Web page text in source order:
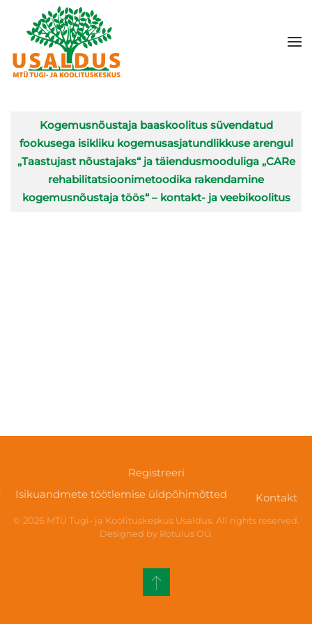
Skip to main content
Artiklid
PealkiriKogemusnõustaja baaskoolitus süvendatud
fookusega isikliku kogemusasjatundlikkuse arengul
„Taastujast nõustajaks“ ja täiendusmooduliga „CARe
rehabilitatsioonimetoodika rakendamine
kogemusnõustaja töös“ – kontakt- ja veebikoolitus
Registreeri
Isikuandmete töötlemise üldpõhimõtted
Kontakt
© 2026MTÜ Tugi- ja Koolituskeskus Usaldus. All rights reserved.
Designed by Rotulus OÜ